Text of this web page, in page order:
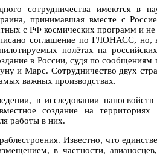
сотрудничества имеются в
принимавшая вместе с
с РФ космических программ и не
соглашение по ГЛОНАСС, но,
полётах на
в России, судя по сообщениям
и Марс. Сотрудничество двух
важных производствах.
в исследовании наносвойств
создание на территориях
работы в них.
Известно, что
в частности,